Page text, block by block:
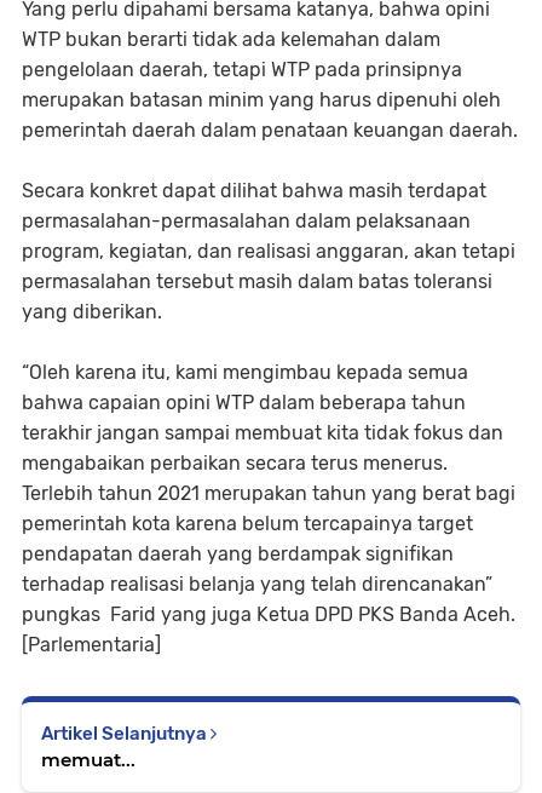
Yang perlu dipahami bersama katanya, bahwa opini
WTP bukan berarti tidak ada kelemahan dalam
pengelolaan daerah, tetapi WTP pada prinsipnya
merupakan batasan minim yang harus dipenuhi oleh
pemerintah daerah dalam penataan keuangan daerah.
Secara konkret dapat dilihat bahwa masih terdapat
permasalahan-permasalahan dalam pelaksanaan
program, kegiatan, dan realisasi anggaran, akan tetapi
permasalahan tersebut masih dalam batas toleransi
yang diberikan.
“Oleh karena itu, kami mengimbau kepada semua
bahwa capaian opini WTP dalam beberapa tahun
terakhir jangan sampai membuat kita tidak fokus dan
mengabaikan perbaikan secara terus menerus.
Terlebih tahun 2021 merupakan tahun yang berat bagi
pemerintah kota karena belum tercapainya target
pendapatan daerah yang berdampak signifikan
terhadap realisasi belanja yang telah direncanakan”
pungkas Farid yang juga Ketua DPD PKS Banda Aceh.
[Parlementaria]
Artikel Selanjutnya
memuat...